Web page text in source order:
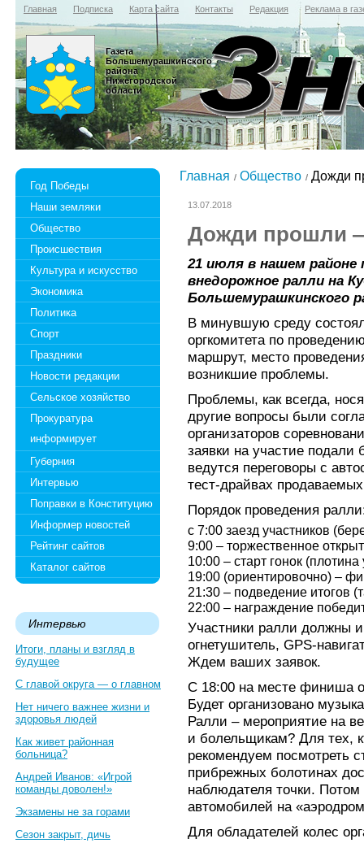
Главная Подписка Карта сайта Контакты Редакция Реклама в
Газета
Большемурашкинского
района
Нижегородской
области
Год Победы
Наши земляки
Общество
Происшествия
Культура и искусство
Экономика
Политика
Спорт
Праздники
Новости редакции
Сельское хозяйство
Прокуратура
информирует
Губерния
Интервью
Поправки в Конституцию
Информер новостей
Рейтинг сайтов
Каталог сайтов
Интервью
Итоги, планы и взгляд в
будущее
С главой округа — о главном
Нет ничего важнее жизни и
здоровья людей
Как живет районная
больница?
Андрей Иванов: «Игрой
команды доволен!»
Экзамены не за горами
Сезон закрыт, дичь
Главная Общество Дожди
13.07.2018
Дожди прошли —
21 июля в нашем
внедорожное ралли на
Большемурашкинского
В минувшую среду
оргкомитета по
маршрут, место
возникшие проблемы.
Проблемы, как всегда,
другие вопросы были
организаторов
заявки на участие подали
ведутся переговоры с
тест-драйвах
Порядок проведения
с 7:00 заезд участников
9:00 – торжественное
10:00 – старт гонок
19:00 (ориентировочно) –
21:30 – подведение итогов
22:00 – награждение
Участники ралли должны
огнетушитель, GPS-
Ждем ваших заявок.
С 18:00 на месте финиша
Будет организовано
Ралли – мероприятие на
и болельщикам? Для тех,
рекомендуем посмотреть
прибрежных болотинах
наблюдателя точки.
автомобилей на
Для обладателей колес